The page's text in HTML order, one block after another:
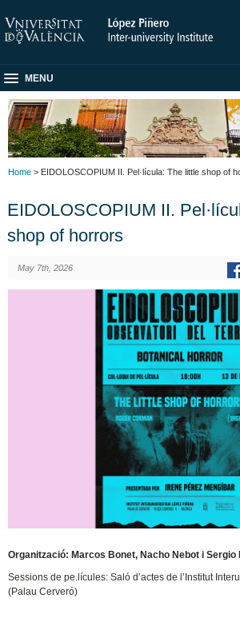
MENU
Home > EIDOLOSCOPIUM II. Pel·lícula: The little shop of
EIDOLOSCOPIUM II.
shop of horrors
May 7th, 2026
Organització: Marcos Bonet, Nacho Nebot i Sergio
Sessions de pe.lícules: Saló d’actes de l’Institut
(Palau Cerveró)